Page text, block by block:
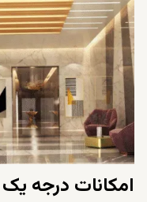
امکانات درجه